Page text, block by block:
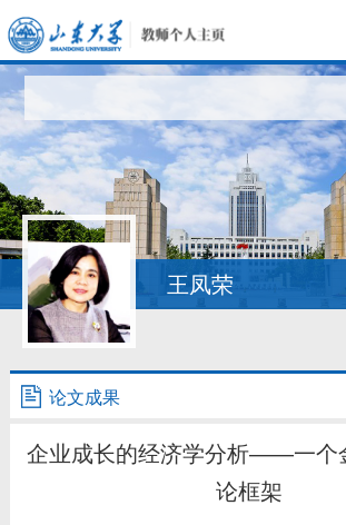
科学研究
教学研究
获奖信息
招生信息
学生信息
我的相册
王凤荣
论文成果
企业成长的经济学分析——一个
论框架